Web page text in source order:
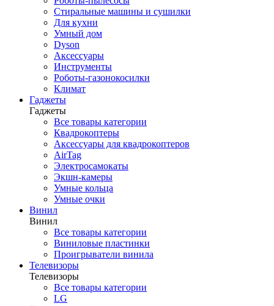
Стиральные машины и сушилки
Для кухни
Умный дом
Dyson
Аксессуары
Инструменты
Роботы-газонокосилки
Климат
Гаджеты
Гаджеты
Все товары категории
Квадрокоптеры
Аксессуары для квадрокоптеров
AirTag
Электросамокаты
Экшн-камеры
Умные кольца
Умные очки
Винил
Винил
Все товары категории
Виниловые пластинки
Проигрыватели винила
Телевизоры
Телевизоры
Все товары категории
LG